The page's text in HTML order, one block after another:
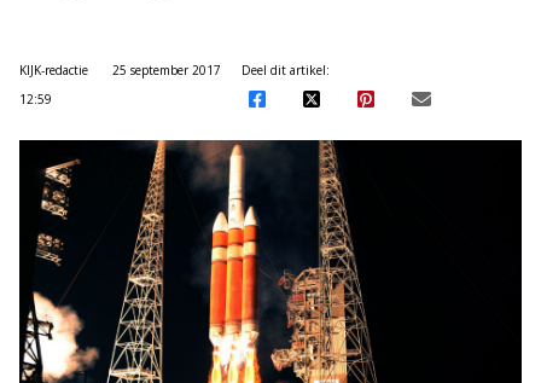
KIJK-redactie
25 september 2017
12:59
Deel dit artikel: